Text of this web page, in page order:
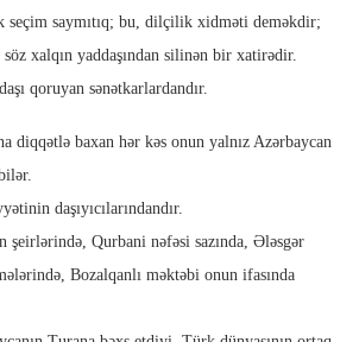
seçim saymıtıq; bu, dilçilik xidməti deməkdir;
xalqın yaddaşından silinən bir xatirədir.
qoruyan sənətkarlardandır.
diqqətlə baxan hər kəs onun yalnız Azərbaycan
daşıyıcılarındandır.
şeirlərində, Qurbani nəfəsi sazında, Ələsgər
Bozalqanlı məktəbi onun ifasında